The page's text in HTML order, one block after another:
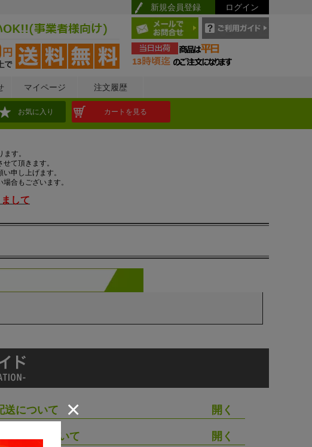
新規会員登録 ログイン
マイページ 注文履歴
お気に入り カートを見る
す。
て頂きます。
申し上げます。
合もございます。
して
送について
業時間について
×